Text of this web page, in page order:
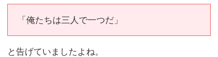
「俺たちは三人で一つだ」
と告げていましたよね。